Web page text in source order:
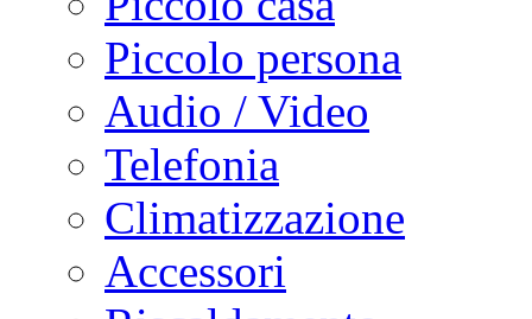
Piccolo persona
Audio / Video
Telefonia
Climatizzazione
Accessori